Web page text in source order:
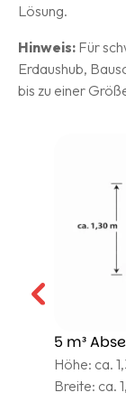
Lösung.
Hinweis: Für
Erdaushub,
bis zu einer
5 m³
Höhe: ca.
Breite: ca.